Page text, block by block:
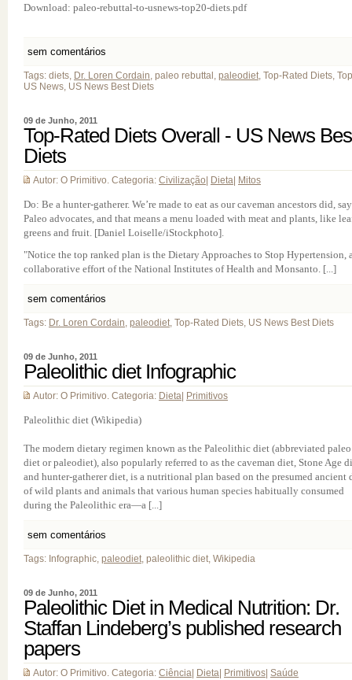
Download: paleo-rebuttal-to-usnews-top20-diets.pdf
sem comentários
Tags: diets, Dr. Loren Cordain, paleo rebuttal, paleodiet, Top-Rated Diets,
US News, US News Best Diets
09 de Junho, 2011
Top-Rated Diets Overall - US News
Diets
Autor: O Primitivo. Categoria: Civilização Dieta Mitos
Do: Be a hunter-gatherer. We’re made to eat as our caveman ancestors did, say
Paleo advocates, and that means a menu loaded with meat and plants, like
greens and fruit. [Daniel Loiselle/iStockphoto].
"Notice the top ranked plan is the Dietary Approaches to Stop Hypertension,
collaborative effort of the National Institutes of Health and Monsanto. [...]
sem comentários
Tags: Dr. Loren Cordain, paleodiet, Top-Rated Diets, US News Best Diets
09 de Junho, 2011
Paleolithic diet Infographic
Autor: O Primitivo. Categoria: Dieta Primitivos
Paleolithic diet (Wikipedia)
The modern dietary regimen known as the Paleolithic diet (abbreviated paleo
diet or paleodiet), also popularly referred to as the caveman diet, Stone Age
and hunter-gatherer diet, is a nutritional plan based on the presumed ancient
of wild plants and animals that various human species habitually consumed
during the Paleolithic era—a [...]
sem comentários
Tags: Infographic, paleodiet, paleolithic diet, Wikipedia
09 de Junho, 2011
Paleolithic Diet in Medical Nutrition: Dr.
Staffan Lindeberg’s published research
papers
Autor: O Primitivo. Categoria: Ciência Dieta Primitivos Saúde